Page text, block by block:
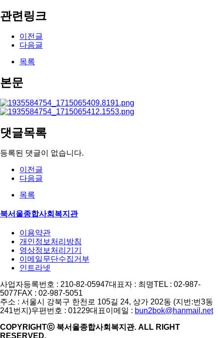
관련링크
이전글
다음글
목록
본문
댓글목록
등록된 댓글이 없습니다.
이전글
다음글
목록
북서울종합사회복지관
이용약관
개인정보처리방침
영상정보처리기기
이메일무단수집거부
인트라넷
사업자등록번호 : 210-82-05947대표자 : 최명TEL : 02-987-
5077FAX : 02-987-5051
주소 : 서울시 강북구 한천로 105길 24, 상가 202동 (지번:번3동
241번지)우편번호 : 01229대표이메일 : bun2bok@hanmail.net
COPYRIGHTⓒ 북서울종합사회복지관. ALL RIGHT
RESERVED.